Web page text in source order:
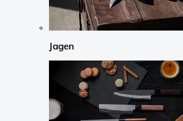
Jagen